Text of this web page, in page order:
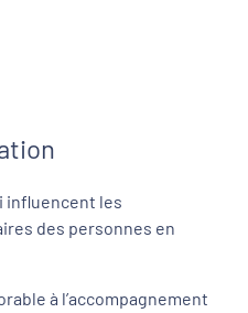
influencent les
des personnes en
à l’accompagnement